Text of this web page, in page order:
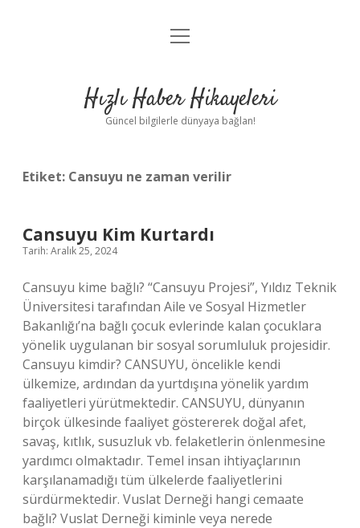
Anasayfa
Yasal Uyarı
menüyü
Hızlı Haber Hikayeleri
Güncel bilgilerle dünyaya bağlan!
Etiket: Cansuyu ne zaman verilir
Cansuyu Kim Kurtardı
Tarih: Aralık 25, 2024
Cansuyu kime bağlı? “Cansuyu Projesi”, Yıldız Teknik
Üniversitesi tarafından Aile ve Sosyal Hizmetler
Bakanlığı’na bağlı çocuk evlerinde kalan çocuklara
yönelik uygulanan bir sosyal sorumluluk projesidir.
Cansuyu kimdir? CANSUYU, öncelikle kendi
ülkemize, ardından da yurtdışına yönelik yardım
faaliyetleri yürütmektedir. CANSUYU, dünyanın
birçok ülkesinde faaliyet göstererek doğal afet,
savaş, kıtlık, susuzluk vb. felaketlerin önlenmesine
yardımcı olmaktadır. Temel insan ihtiyaçlarının
karşılanamadığı tüm ülkelerde faaliyetlerini
sürdürmektedir. Vuslat Derneği hangi cemaate
bağlı? Vuslat Derneği kiminle veya nerede